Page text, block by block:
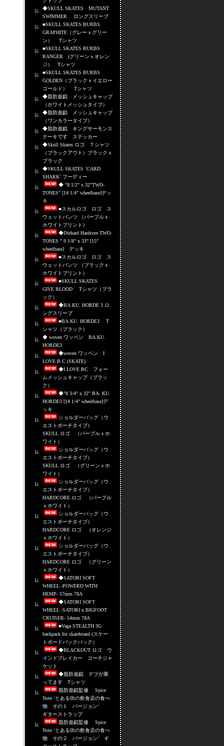
◆SKULL SKATES MUTANT
SWIMMER ロングスリーブ
■SKULL SKATES BURBS
GRAPHITE（グレーｘグリー
ン） Tシャツ
■SKULL SKATES BURBS
RANGER (グリーンｘオレン
ジ） Tシャツ
■SKULL SKATES BURBS
GOLDEN（ブラックｘイエロー
ゴールド） Tシャツ
◆脂肪遊戯 メッシュキャップ
（ホワイトメッシュタイプ）
◆脂肪遊戯 メッシュキャップ
（ワンカラータイプ）
◆脂肪遊戯 キングサーモンス
テーキです ステッカー
◆Skull Skates ロゴ Ｔシャツ
（ブラックアウト）ブラックｘ
ブラック
◆SKULL SKATES `CARD
SHARK` フーディー
◆ "8 1/2" x 32"TWO-
TONES" [14 1/4" wheelbase]デッ
キ
■スカルロゴ ロゴ ス
ウェットパンツ （パープルｘ
ホワイトプリント）
◆Diehard Hardcore TWO-
TONES " 9 1/8" x 33" [15"
wheelbase] デッキ
■スカルロゴ ロゴ ス
ウェットパンツ （ブラックｘ
ホワイトプリント）
■SKULL SKATES
GIVE BLOOD Tシャツ（ブラ
ック）
◆BA.KU. HORDE 3 ロ
ングスリーブ
■BA.KU. HORDE3 T
シャツ（ブラック）
◆ woven ワッペン BA.KU.
HORDE3
◆woven ワッペン I
LOVE B.C.(SKATE)
◆I LOVE BC フォー
ムメッシュキャップ（ブラッ
ク）
◆"8 3/4" x 32" BA. KU.
HORDE3 [14 1/4" wheelbase]デ
ッキ
ショルダーバッグ（ウ
エストポーチタイプ）
SKULL ロゴ （パープルｘホ
ワイト）
ショルダーバッグ（ウ
エストポーチタイプ）
SKULL ロゴ （グリーンｘホ
ワイト）
ショルダーバッグ（ウ
エストポーチタイプ）
HARDCORE ロゴ （パープル
ｘホワイト）
ショルダーバッグ（ウ
エストポーチタイプ）
HARDCORE ロゴ （オレンジ
ｘホワイト）
ショルダーバッグ（ウ
エストポーチタイプ）
HARDCORE ロゴ （グリーン
ｘホワイト）
◆SATORI SOFT
WHEEL -POWERD WITH
HEMP- 57mm 78A
◆SATORI SOFT
WHEEL -SATORI x BIGFOOT
CRUISER- 54mm 78A
■Vaga STEALTH 3G
backpack for skateboard (スケー
トボードバックパック）
◆BLACKOUT ロゴ ウ
インドブレイカー コーチジャ
ケット
◆脂肪遊戯 デブが乗
ってます Tシャツ
脂肪遊戯監修 Spice
Note ‘とある街の飲食店の食べ
物 その１ バージョン‘
ギターストラップ
脂肪遊戯監修 Spice
Note ‘とある街の飲食店の食べ
物 その２ バージョン‘ ギ